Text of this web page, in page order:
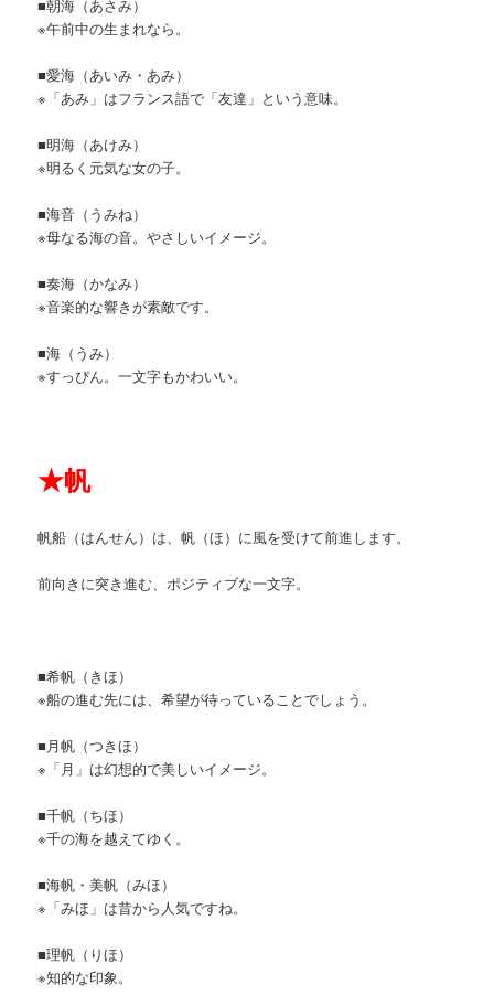
■朝海（あさみ）
※午前中の生まれなら。
■愛海（あいみ・あみ）
※「あみ」はフランス語で「友達」という意味。
■明海（あけみ）
※明るく元気な女の子。
■海音（うみね）
※母なる海の音。やさしいイメージ。
■奏海（かなみ）
※音楽的な響きが素敵です。
■海（うみ）
※すっぴん。一文字もかわいい。
★帆
帆船（はんせん）は、帆（ほ）に風を受けて前進します。
前向きに突き進む、ポジティブな一文字。
■希帆（きほ）
※船の進む先には、希望が待っていることでしょう。
■月帆（つきほ）
※「月」は幻想的で美しいイメージ。
■千帆（ちほ）
※千の海を越えてゆく。
■海帆・美帆（みほ）
※「みほ」は昔から人気ですね。
■理帆（りほ）
※知的な印象。